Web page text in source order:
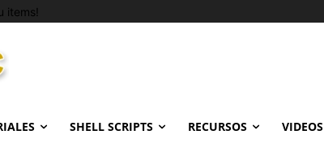
items!
SHELL SCRIPTS RECURSOS VIDEOS